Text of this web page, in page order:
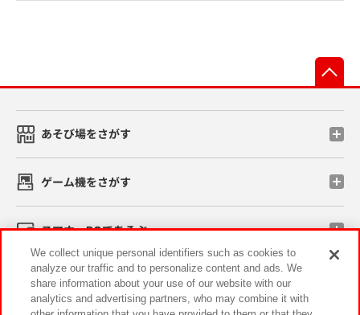
あそび場をさがす
ゲーム機をさがす
スマホ・PCであそぶ
イベント・キャンペーン
We collect unique personal identifiers such as cookies to
analyze our traffic and to personalize content and ads. We
share information about your use of our website with our
analytics and advertising partners, who may combine it with